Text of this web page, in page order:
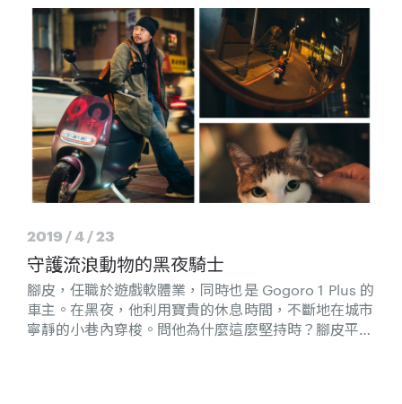
2019 / 4 / 23
守護流浪動物的黑夜騎士
腳皮，任職於遊戲軟體業，同時也是 Gogoro 1 Plus 的
車主。在黑夜，他利用寶貴的休息時間，不斷地在城市
寧靜的小巷內穿梭。問他為什麼這麼堅持時？腳皮平靜